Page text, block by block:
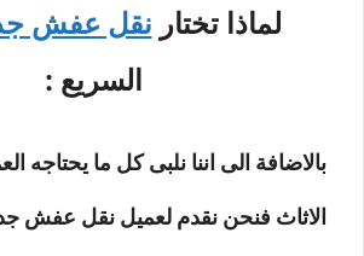
لماذا تختار نقل عفش
السريع :
بالاضافة الى اننا نلبى كل ما يحتاجه
الاثاث فنحن نقدم لعميل نقل عفش